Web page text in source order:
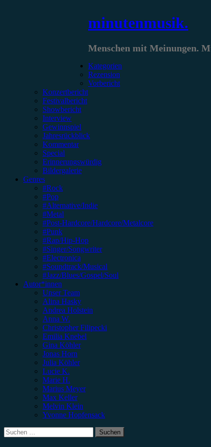
minutenmusik.
Menschen mit Meinungen.
Kategorien
Rezension
Vorbericht
Konzertbericht
Festivalbericht
Showbericht
Interview
Gewinnspiel
Jahresrückblick
Kommentar
Special
Erinnerungswürdig
Bildergalerie
Genres
#Rock
#Pop
#Alternative/Indie
#Metal
#Post-Hardcore/Hardcore/Metalcore
#Punk
#Rap/Hip-Hop
#Singer/Songwriter
#Electronica
#Soundtrack/Musical
#Jazz/Blues/Gospel/Soul
Autor*innen
Unser Team
Alina Hasky
Andrea Holstein
Anna W.
Christopher Filipecki
Emilia Knebel
Gina Köhler
Jonas Horn
Julia Köhler
Lucie K.
Marie H.
Marius Meyer
Max Keller
Melvin Klein
Yvonne Hopfensack
Suchen
nach: